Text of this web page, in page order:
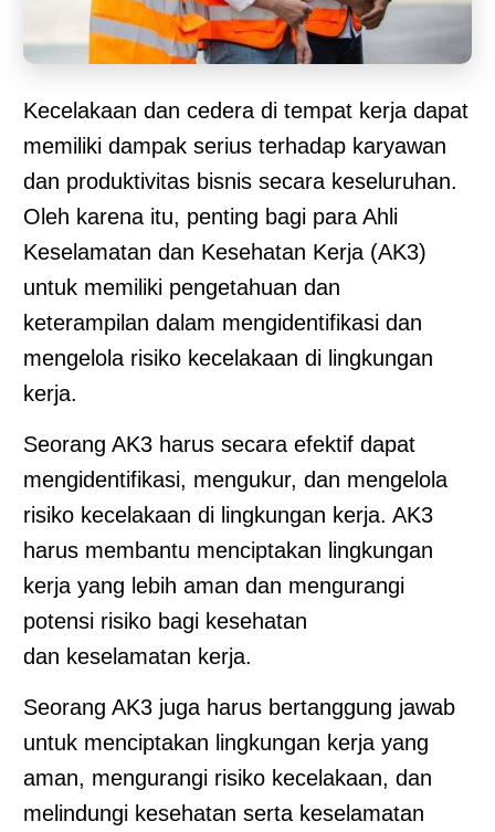
Kecelakaan dan cedera di tempat kerja dapat
memiliki dampak serius terhadap karyawan
dan produktivitas bisnis secara keseluruhan.
Oleh karena itu, penting bagi para Ahli
Keselamatan dan Kesehatan Kerja (AK3)
untuk memiliki pengetahuan dan
keterampilan dalam mengidentifikasi dan
mengelola risiko kecelakaan di lingkungan
kerja.
Seorang AK3 harus secara efektif dapat
mengidentifikasi, mengukur, dan mengelola
risiko kecelakaan di lingkungan kerja. AK3
harus membantu menciptakan lingkungan
kerja yang lebih aman dan mengurangi
potensi risiko bagi kesehatan
dan keselamatan kerja.
Seorang AK3 juga harus bertanggung jawab
untuk menciptakan lingkungan kerja yang
aman, mengurangi risiko kecelakaan, dan
melindungi kesehatan serta keselamatan